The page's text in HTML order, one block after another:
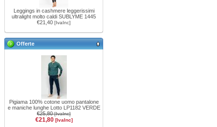
Leggings in cashmere leggerissimi
ultralight molto caldi SUBLYME 1445
€21,40 [IvaInc]
Offerte
Pigiama 100% cotone uomo pantalone
e maniche lunghe Lotto LP1182 VERDE
€25,80[IvaInc]
€21,80 [IvaInc]